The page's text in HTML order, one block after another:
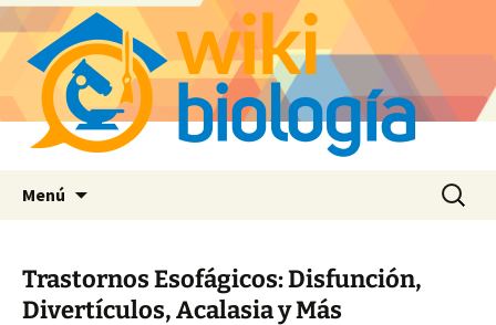
Menú Buscar:
Trastornos Esofágicos: Disfunción,
Divertículos, Acalasia y Más